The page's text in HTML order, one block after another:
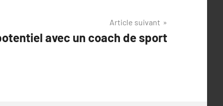
Article suivant
avec un coach de sport